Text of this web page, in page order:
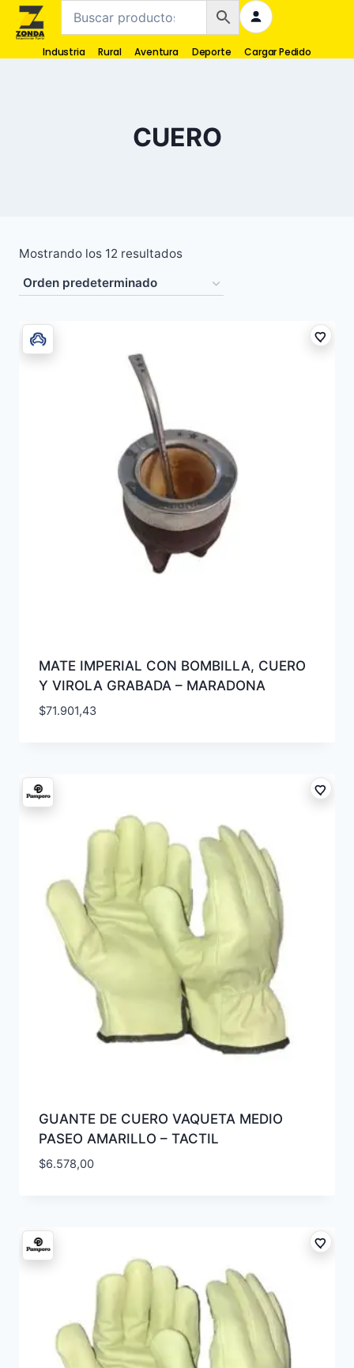
Industria Rural Aventura Deporte Cargar Pedido
CUERO
Mostrando los 12 resultados
MATE IMPERIAL CON BOMBILLA, CUERO
Y VIROLA GRABADA – MARADONA
$71.901,43
GUANTE DE CUERO VAQUETA MEDIO
PASEO AMARILLO – TACTIL
$6.578,00